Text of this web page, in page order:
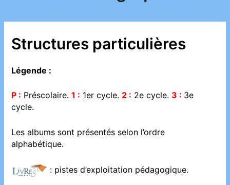
Structures particulières
Légende :
P : Préscolaire.1 : 1er cycle. 2 : 2e cycle. 3 : 3e
cycle.
Les albums sont présentés selon l’ordre
alphabétique.
: pistes d’exploitation pédagogique.